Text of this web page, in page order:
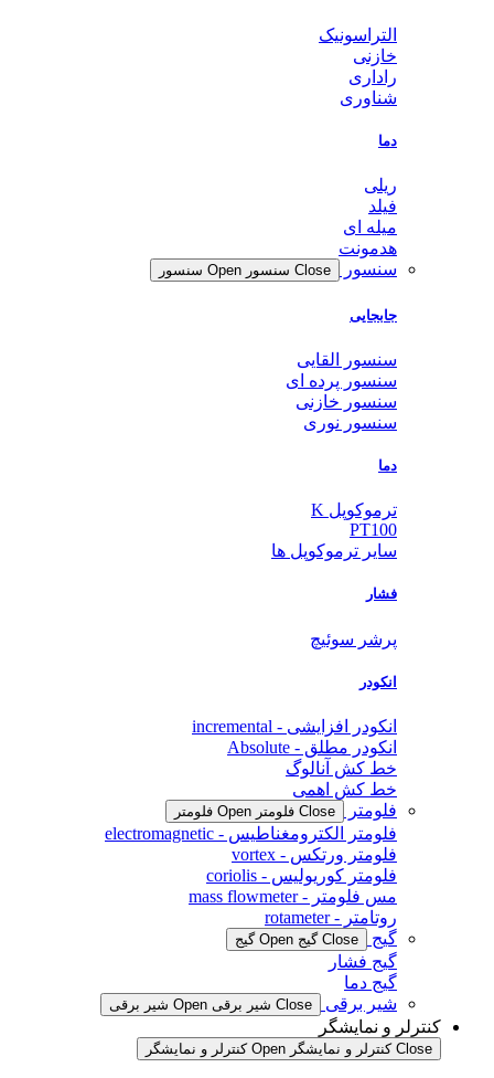
التراسونیک
خازنی
راداری
شناوری
دما
ریلی
فیلد
میله ای
هدمونت
سنسور
Close سنسور Open سنسور
جابجایی
سنسور القایی
سنسور پرده ای
سنسور خازنی
سنسور نوری
دما
ترموکوپل K
PT100
سایر ترموکوپل ها
فشار
پرشر سوئیچ
انکودر
انکودر افزایشی - incremental
انکودر مطلق - Absolute
خط کش آنالوگ
خط کش اهمی
فلومتر
Close فلومتر Open فلومتر
فلومتر الکترومغناطیس - electromagnetic
فلومتر ورتکس - vortex
فلومتر کوریولیس - coriolis
مس فلومتر - mass flowmeter
روتامتر - rotameter
گیج
Close گیج Open گیج
گیج فشار
گیج دما
شیر برقی
Close شیر برقی Open شیر برقی
کنترلر و نمایشگر
Close کنترلر و نمایشگر Open کنترلر و نمایشگر